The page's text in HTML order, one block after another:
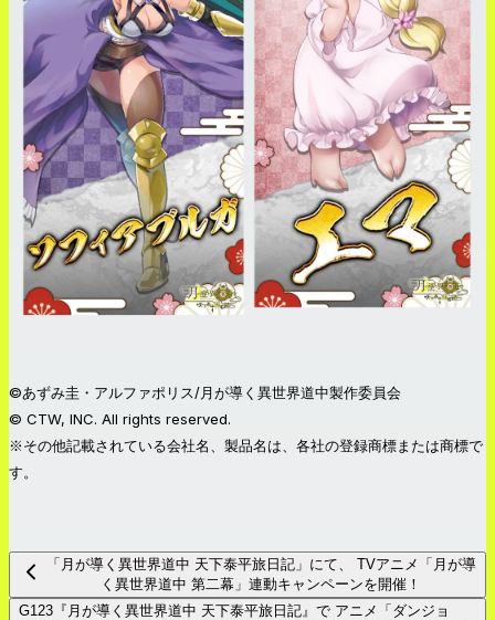
©あずみ圭・アルファポリス/月が導く異世界道中製作委員会
© CTW, INC. All rights reserved.
※その他記載されている会社名、製品名は、各社の登録商標または商標で
す。
「月が導く異世界道中 天下泰平旅日記」にて、 TVアニメ「月が導
く異世界道中 第二幕」連動キャンペーンを開催！
G123『月が導く異世界道中 天下泰平旅日記』で アニメ「ダンジョ